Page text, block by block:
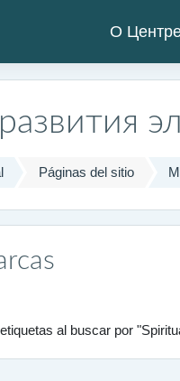
О
Páginas del sitio
al buscar por